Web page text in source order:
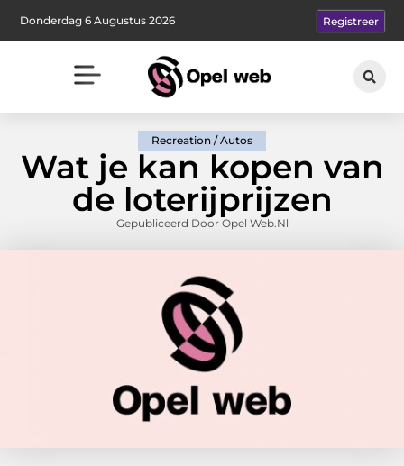
Donderdag 6 Augustus 2026 Registreer
Recreation / Autos
Wat je kan kopen van
de loterijprijzen
Gepubliceerd Door Opel Web.nl